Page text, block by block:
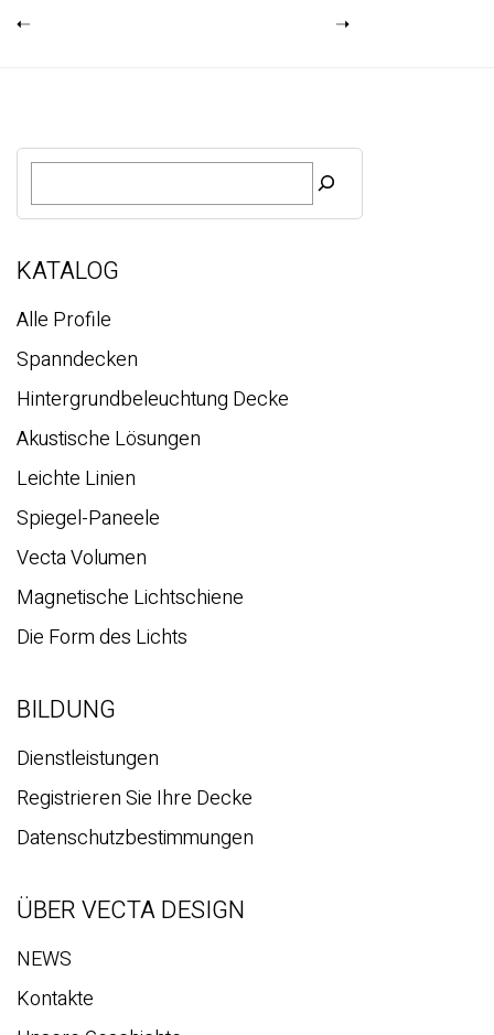
S
c
e
KATALOG
Alle Profile
Spanndecken
Hintergrundbeleuchtung Decke
Akustische Lösungen
Leichte Linien
Spiegel-Paneele
Vecta Volumen
Magnetische Lichtschiene
Die Form des Lichts
BILDUNG
Dienstleistungen
Registrieren Sie Ihre Decke
Datenschutzbestimmungen
ÜBER VECTA DESIGN
NEWS
Kontakte